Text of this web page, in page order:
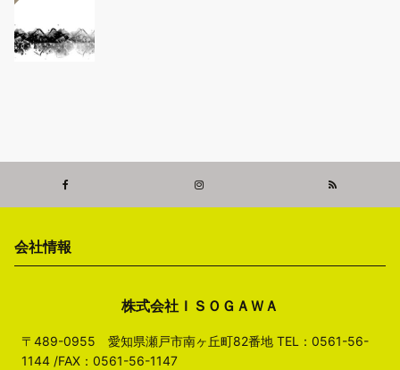
会社情報
株式会社ＩＳＯＧＡＷＡ
〒489-0955 愛知県瀬戸市南ヶ丘町82番地 TEL：0561-56-
1144 /FAX：0561-56-1147